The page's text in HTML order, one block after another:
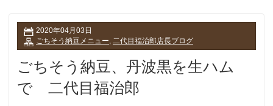
2020年04月03日
ごちそう納豆メニュー, 二代目福治郎店長ブログ
ごちそう納豆、丹波黒を生ハム
で 二代目福治郎